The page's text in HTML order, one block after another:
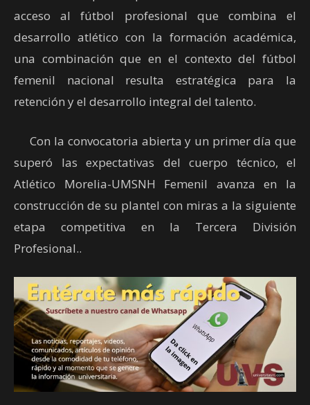
acceso al fútbol profesional que combina el
desarrollo atlético con la formación académica,
una combinación que en el contexto del fútbol
femenil nacional resulta estratégica para la
retención y el desarrollo integral del talento.
Con la convocatoria abierta y un primer día que
superó las expectativas del cuerpo técnico, el
Atlético Morelia-UMSNH Femenil avanza en la
construcción de su plantel con miras a la siguiente
etapa competitiva en la Tercera División
Profesional..